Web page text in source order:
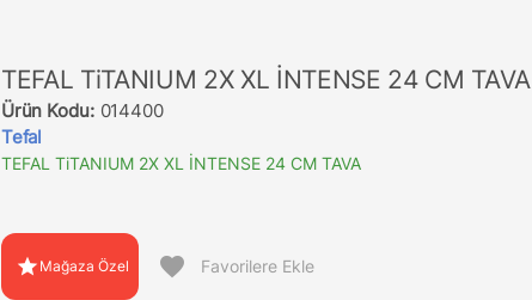
TEFAL TiTANIUM 2X XL İNTENSE 24 CM TAVA
Ürün Kodu: 014400
Tefal
TEFAL TiTANIUM 2X XL İNTENSE 24 CM TAVA
star Mağaza Özel favorite Favorilere Ekle